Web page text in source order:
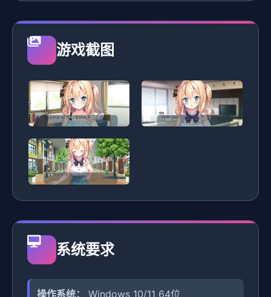
游戏截图
系统要求
操作系统： Windows 10/11 64位